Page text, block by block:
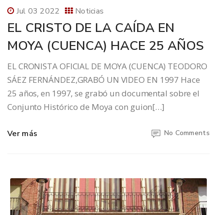
Jul 03 2022 Noticias
EL CRISTO DE LA CAÍDA EN
MOYA (CUENCA) HACE 25 AÑOS
EL CRONISTA OFICIAL DE MOYA (CUENCA) TEODORO
SÁEZ FERNÁNDEZ,GRABÓ UN VIDEO EN 1997 Hace
25 años, en 1997, se grabó un documental sobre el
Conjunto Histórico de Moya con guion[…]
Ver más No Comments